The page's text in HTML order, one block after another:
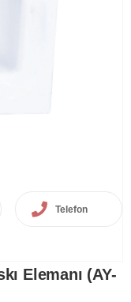
Telefon
Elemanı (AY-